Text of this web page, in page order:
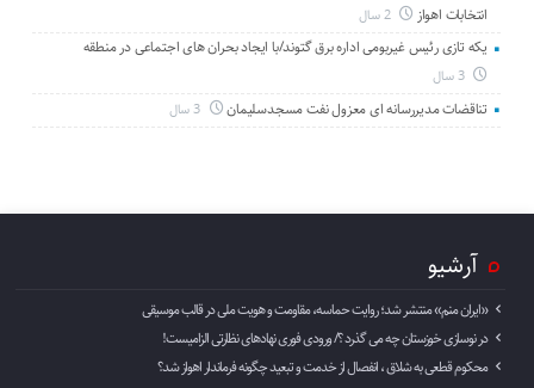
انتخابات اهواز
2 سال
یکه تازی رئیس غیربومی اداره برق گتوند/با ایجاد بحران های اجتماعی در منطقه
3 سال
تناقضات مدیررسانه ای معزول نفت مسجدسلیمان 3 سال
آرشیو
«ایران منم» منتشر شد؛ روایت حماسه، مقاومت و هویت ملی در قالب موسیقی
در نوسازی خوزستان چه می گذرد ؟/ ورودی فوری نهادهای نظارتی الزامیست!
محکوم قطعی به شلاق ، انفصال از خدمت و تبعید چگونه فرماندار اهواز شد؟